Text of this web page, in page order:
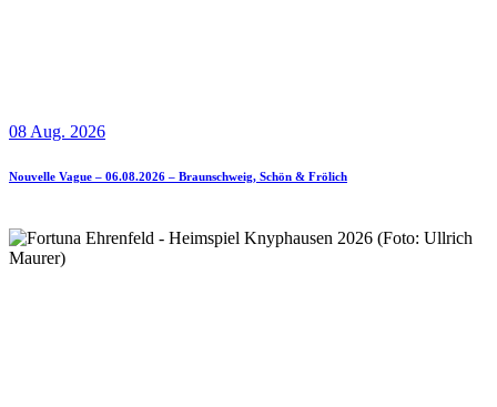
08 Aug. 2026
Nouvelle Vague – 06.08.2026 – Braunschweig, Schön & Frölich